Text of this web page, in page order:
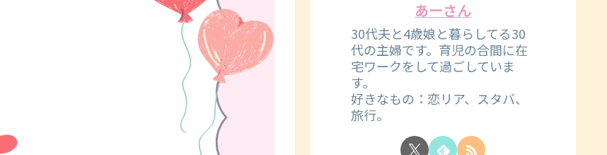
あーさん
30代夫と4歳娘と暮らしてる30
代の主婦です。育児の合間に在
宅ワークをして過ごしていま
す。
好きなもの：恋リア、スタバ、
旅行。